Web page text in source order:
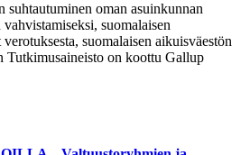
suhtautuminen oman asuinkunnan
suomalaisen
suomalaisen aikuisväestön
Tutkimusaineisto on koottu Gallup